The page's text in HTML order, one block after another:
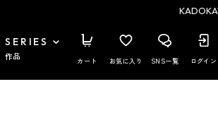
SERIES
作品 カート お気に入り SNS一覧 ログイン